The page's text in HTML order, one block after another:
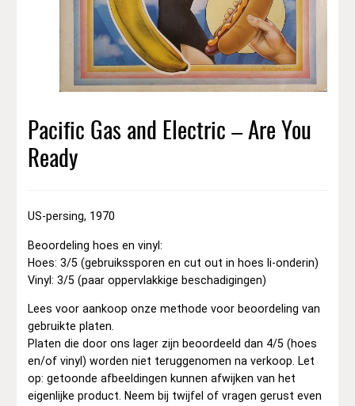
Pacific Gas and Electric – Are You
Ready
US-persing, 1970
Beoordeling hoes en vinyl:
Hoes: 3/5 (gebruikssporen en cut out in hoes li-onderin)
Vinyl: 3/5 (paar oppervlakkige beschadigingen)
Lees voor aankoop onze methode voor beoordeling van
gebruikte platen.
Platen die door ons lager zijn beoordeeld dan 4/5 (hoes
en/of vinyl) worden niet teruggenomen na verkoop. Let
op: getoonde afbeeldingen kunnen afwijken van het
eigenlijke product. Neem bij twijfel of vragen gerust even